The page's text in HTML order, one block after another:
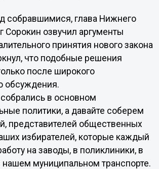
собравшимися, глава Нижнего
Сорокин озвучил аргументы
принятия нового закона
что подобные решения
после широкого
обсуждения.
в основном
политики, а давайте соберем
представителей общественных
избирателей, которые каждый
на заводы, в поликлиники, в
муниципальном транспорте.